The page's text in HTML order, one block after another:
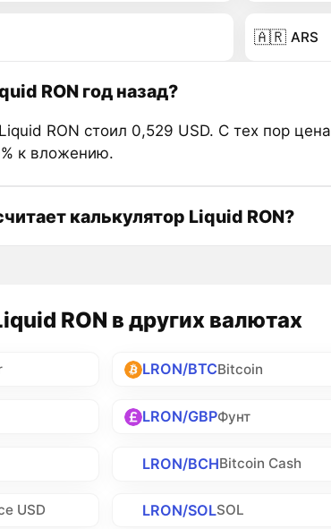
🇦🇷 ARS
RON год назад?
RON стоил 0,529 USD. С тех пор цена
к вложению.
калькулятор Liquid RON?
RON в других валютах
LRON/BTCBitcoin
LRON/GBPФунт
LRON/BCHBitcoin Cash
USD LRON/SOLSOL